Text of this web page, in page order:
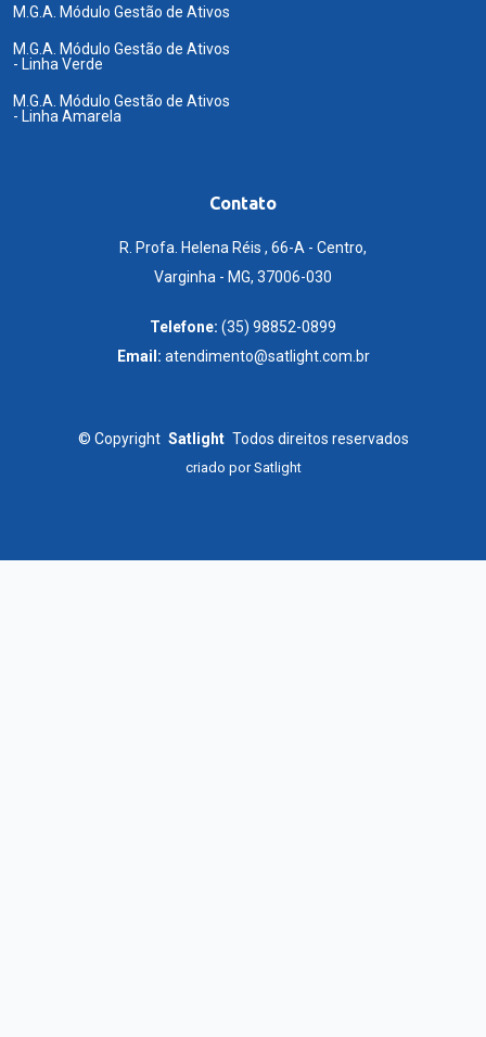
M.G.A. Módulo Gestão de Ativos
M.G.A. Módulo Gestão de Ativos
- Linha Verde
M.G.A. Módulo Gestão de Ativos
- Linha Amarela
Contato
R. Profa. Helena Réis , 66-A - Centro,
Varginha - MG, 37006-030
Telefone: (35) 98852-0899
Email: atendimento@satlight.com.br
© Copyright Satlight Todos direitos reservados
criado porSatlight